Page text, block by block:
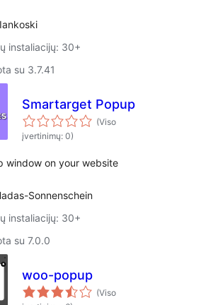
instaliacijų: 30+
su 3.7.41
Smartarget Popup
(Viso
įvertinimų: 0)
window on your website
Sonnenschein
instaliacijų: 30+
su 7.0.0
woo-popup
(Viso